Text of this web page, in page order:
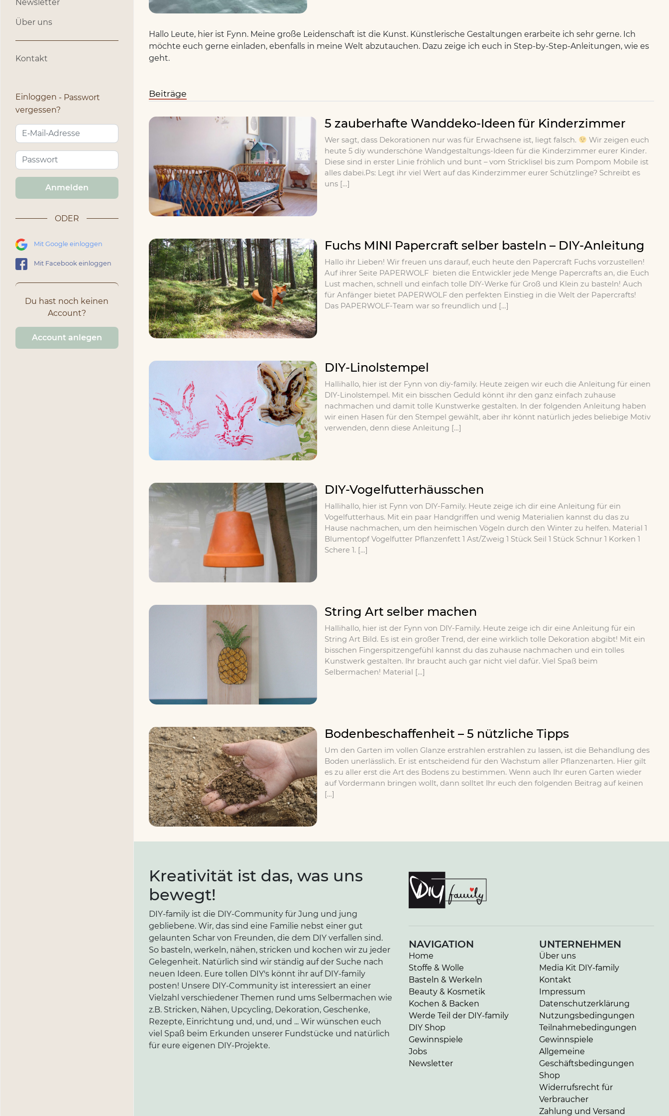
Newsletter
Über uns
Kontakt
Einloggen
Passwort
vergessen?
Anmelden
ODER
Mit Google einloggen
Mit Facebook einloggen
Du hast noch keinen
Account?
Account anlegen
Hallo Leute, hier ist Fynn. Meine große Leidenschaft ist die Kunst. Künstlerische Gestaltungen erarbeite ich sehr gerne. Ich
möchte euch gerne einladen, ebenfalls in meine Welt abzutauchen. Dazu zeige ich euch in Step-by-Step-Anleitungen, wie es
geht.
Beiträge
5 zauberhafte Wanddeko-Ideen für Kinderzimmer
Wer sagt, dass Dekorationen nur was für Erwachsene ist, liegt falsch.
Wir zeigen euch
heute 5 diy wunderschöne Wandgestaltungs-Ideen für die Kinderzimmer eurer Kinder.
Diese sind in erster Linie fröhlich und bunt – vom Stricklisel bis zum Pompom Mobile ist
alles dabei.Ps: Legt ihr viel Wert auf das Kinderzimmer eurer Schützlinge? Schreibt es
uns […]
Fuchs MINI Papercraft selber basteln – DIY-Anleitung
Hallo ihr Lieben! Wir freuen uns darauf, euch heute den Papercraft Fuchs vorzustellen!
Auf ihrer Seite PAPERWOLF bieten die Entwickler jede Menge Papercrafts an, die Euch
Lust machen, schnell und einfach tolle DIY-Werke für Groß und Klein zu basteln! Auch
für Anfänger bietet PAPERWOLF den perfekten Einstieg in die Welt der Papercrafts!
Das PAPERWOLF-Team war so freundlich und […]
DIY-Linolstempel
Hallihallo, hier ist der Fynn von diy-family. Heute zeigen wir euch die Anleitung für einen
DIY-Linolstempel. Mit ein bisschen Geduld könnt ihr den ganz einfach zuhause
nachmachen und damit tolle Kunstwerke gestalten. In der folgenden Anleitung haben
wir einen Hasen für den Stempel gewählt, aber ihr könnt natürlich jedes beliebige Motiv
verwenden, denn diese Anleitung […]
DIY-Vogelfutterhäusschen
Hallihallo, hier ist Fynn von DIY-Family. Heute zeige ich dir eine Anleitung für ein
Vogelfutterhaus. Mit ein paar Handgriffen und wenig Materialien kannst du das zu
Hause nachmachen, um den heimischen Vögeln durch den Winter zu helfen. Material 1
Blumentopf Vogelfutter Pflanzenfett 1 Ast/Zweig 1 Stück Seil 1 Stück Schnur 1 Korken 1
Schere 1. […]
String Art selber machen
Hallihallo, hier ist der Fynn von DIY-Family. Heute zeige ich dir eine Anleitung für ein
String Art Bild. Es ist ein großer Trend, der eine wirklich tolle Dekoration abgibt! Mit ein
bisschen Fingerspitzengefühl kannst du das zuhause nachmachen und ein tolles
Kunstwerk gestalten. Ihr braucht auch gar nicht viel dafür. Viel Spaß beim
Selbermachen! Material […]
Bodenbeschaffenheit – 5 nützliche Tipps
Um den Garten im vollen Glanze erstrahlen erstrahlen zu lassen, ist die Behandlung des
Boden unerlässlich. Er ist entscheidend für den Wachstum aller Pflanzenarten. Hier gilt
es zu aller erst die Art des Bodens zu bestimmen. Wenn auch Ihr euren Garten wieder
auf Vordermann bringen wollt, dann solltet Ihr euch den folgenden Beitrag auf keinen
[…]
Kreativität ist das, was uns
bewegt!
DIY-family ist die DIY-Community für Jung und jung
gebliebene. Wir, das sind eine Familie nebst einer gut
gelaunten Schar von Freunden, die dem DIY verfallen sind.
So basteln, werkeln, nähen, stricken und kochen wir zu jeder
Gelegenheit. Natürlich sind wir ständig auf der Suche nach
neuen Ideen. Eure tollen DIY's könnt ihr auf DIY-family
posten! Unsere DIY-Community ist interessiert an einer
Vielzahl verschiedener Themen rund ums Selbermachen wie
z.B. Stricken, Nähen, Upcycling, Dekoration, Geschenke,
Rezepte, Einrichtung und, und, und ... Wir wünschen euch
viel Spaß beim Erkunden unserer Fundstücke und natürlich
für eure eigenen DIY-Projekte.
NAVIGATION
Home
Stoffe & Wolle
Basteln & Werkeln
Beauty & Kosmetik
Kochen & Backen
Werde Teil der DIY-family
DIY Shop
Gewinnspiele
Jobs
Newsletter
UNTERNEHMEN
Über uns
Media Kit DIY-family
Kontakt
Impressum
Datenschutzerklärung
Nutzungsbedingungen
Teilnahmebedingungen
Gewinnspiele
Allgemeine
Geschäftsbedingungen
Shop
Widerrufsrecht für
Verbraucher
Zahlung und Versand